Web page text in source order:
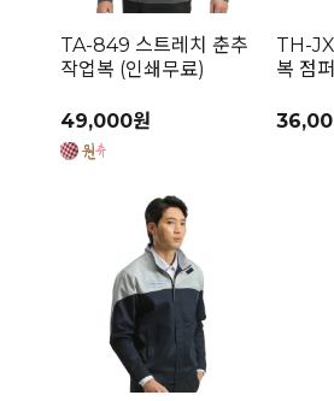
TA-849 스트레치 춘추
작업복 (인쇄무료)
49,000원
TH-
복 점